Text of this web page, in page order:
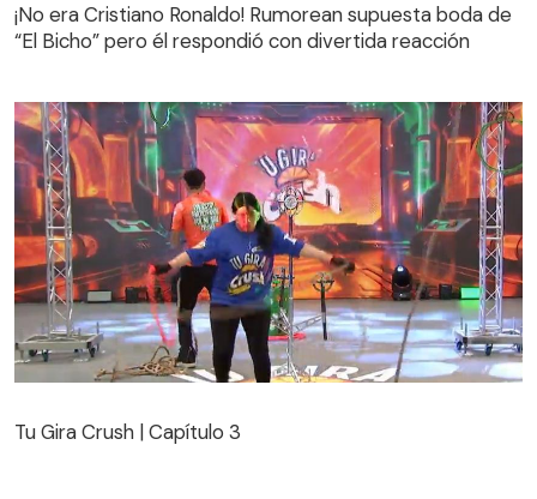
¡No era Cristiano Ronaldo! Rumorean supuesta boda de
“El Bicho” pero él respondió con divertida reacción
Tu Gira Crush | Capítulo 3